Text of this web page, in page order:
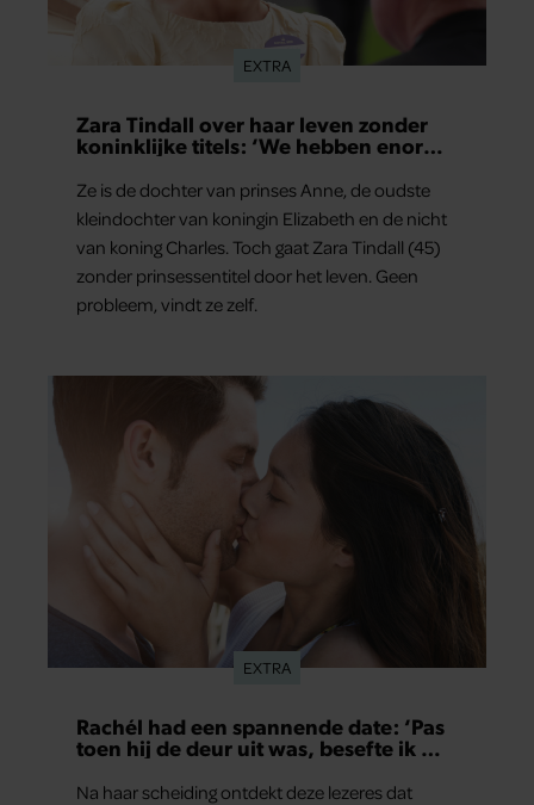
EXTRA
Zara Tindall over haar leven zonder
koninklijke titels: ‘We hebben enorm
Ze is de dochter van prinses Anne, de oudste
kleindochter van koningin Elizabeth en de nicht
van koning Charles. Toch gaat Zara Tindall (45)
zonder prinsessentitel door het leven. Geen
probleem, vindt ze zelf.
EXTRA
Rachél had een spannende date: ‘Pas
toen hij de deur uit was, besefte ik wat
Na haar scheiding ontdekt deze lezeres dat